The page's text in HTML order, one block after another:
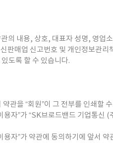
의 내용, 상호, 대표자 성명, 영
판매업 신고번호 및 개인정보관
도록 할 수 있습니다.
관을 “회원”이 그 전부를 인쇄할
자”가 “SK브로드밴드 기업통신
자”가 약관에 동의하기에 앞서